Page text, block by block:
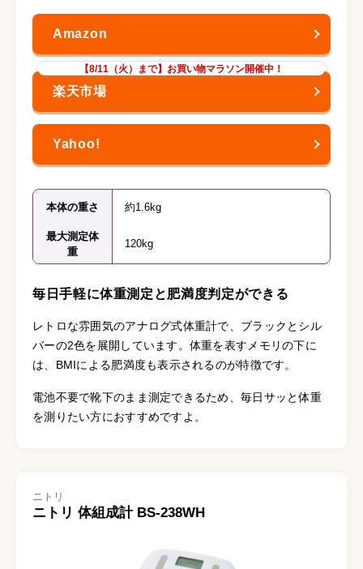
【8/11（火）まで】お買い物マラソン開催中！
本体の重さ 約1.6kg
最大測定体
重
120kg
毎日手軽に体重測定と肥満度判定ができる
レトロな雰囲気のアナログ式体重計で、ブラックとシル
バーの2色を展開しています。体重を表すメモリの下に
は、BMIによる肥満度も表示されるのが特徴です。
電池不要で靴下のまま測定できるため、毎日サッと体重
を測りたい方におすすめですよ。
ニトリ
ニトリ 体組成計 BS-238WH